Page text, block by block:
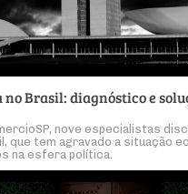
Brasil: diagnóstico e
nove especialistas
que tem agravado a situação
na esfera política.